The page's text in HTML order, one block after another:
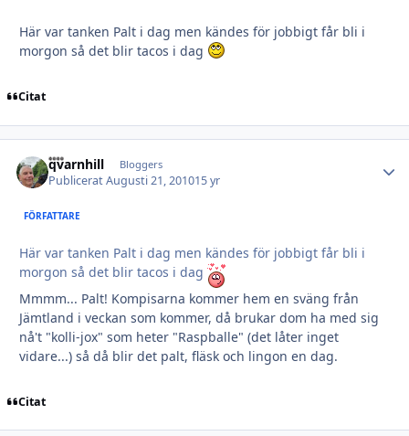
Här var tanken Palt i dag men kändes för jobbigt får bli i
morgon så det blir tacos i dag
Citat
qvarnhill Bloggers
PubliceratAugusti 21, 201015 yr
FÖRFATTARE
Här var tanken Palt i dag men kändes för jobbigt får bli i
morgon så det blir tacos i dag
Mmmm... Palt! Kompisarna kommer hem en sväng från
Jämtland i veckan som kommer, då brukar dom ha med sig
nå't "kolli-jox" som heter "Raspballe" (det låter inget
vidare...) så då blir det palt, fläsk och lingon en dag.
Citat